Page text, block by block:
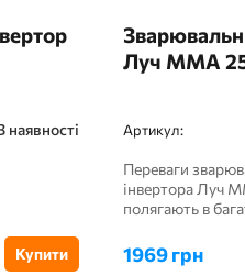
наявності
Купити
Луч ММА
Артикул:
Переваги
інвертора Луч
полягають в
1969 грн